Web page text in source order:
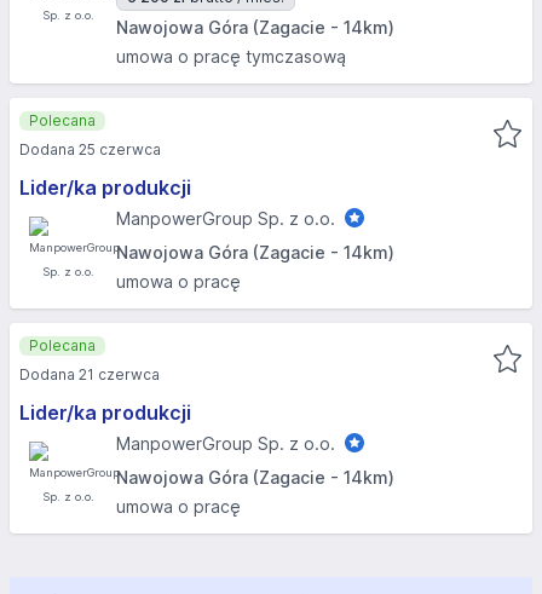
Nawojowa Góra (Zagacie - 14km)
umowa o pracę tymczasową
Lider/ka produkcji
ManpowerGroup Sp. z o.o.
Nawojowa Góra (Zagacie - 14km)
umowa o pracę
Polecana
Dodana 25 czerwca
Lider/ka produkcji
ManpowerGroup Sp. z o.o.
Nawojowa Góra (Zagacie - 14km)
umowa o pracę
Polecana
Dodana 21 czerwca